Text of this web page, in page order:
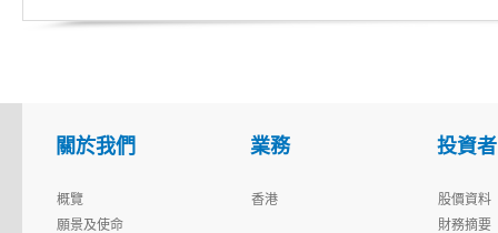
關於我們
概覽
願景及使命
業務
香港
投資
股價資料
財務摘要